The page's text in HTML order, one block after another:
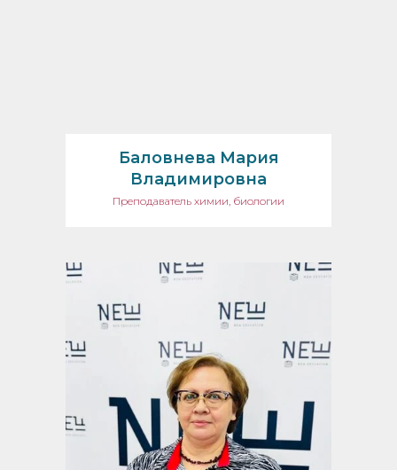
Баловнева Мария
Владимировна
Преподаватель химии, биологии